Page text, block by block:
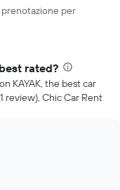
per
rated?
KAYAK, the best car
review), Chic Car Rent